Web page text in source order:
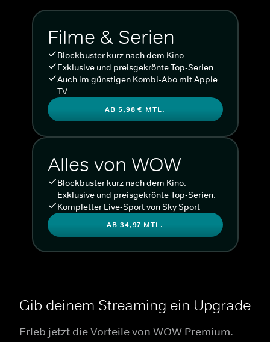
Filme & Serien
Blockbuster kurz nach dem Kino
Exklusive und preisgekrönte Top-Serien
Auch im günstigen Kombi-Abo mit Apple
TV
AB 5,98 € MTL.
Alles von WOW
Blockbuster kurz nach dem Kino.
Exklusive und preisgekrönte Top-Serien.
Kompletter Live-Sport von Sky Sport
AB 34,97 MTL.
Gib deinem Streaming ein Upgrade
Erleb jetzt die Vorteile von WOW Premium.